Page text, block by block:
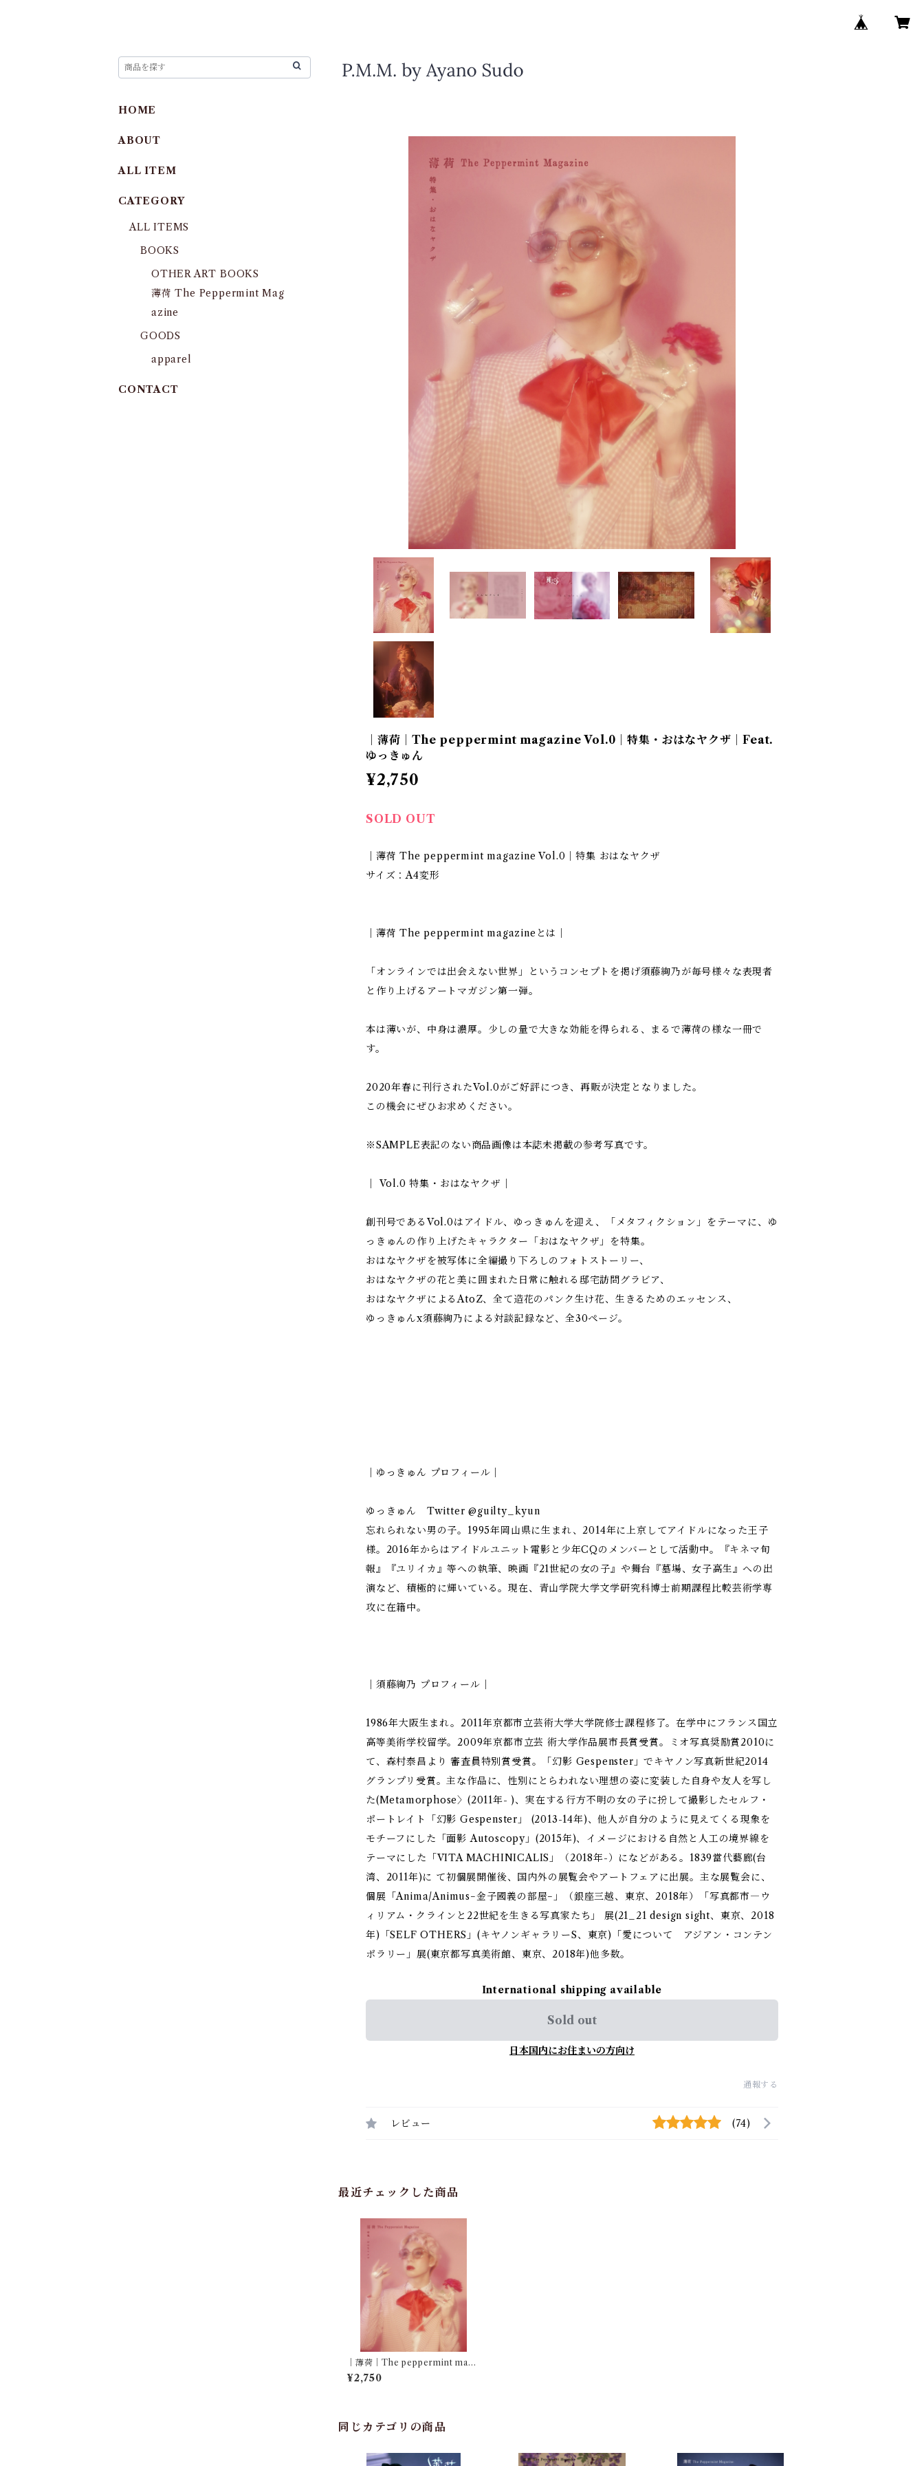
｜薄荷｜The peppermint magazine Vol.0｜特集・おはなヤクザ｜Feat.
ゆっきゅん
¥2,750
SOLD OUT
｜薄荷 The peppermint magazine Vol.0｜特集 おはなヤクザ
サイズ：A4変形
｜薄荷 The peppermint magazineとは｜
「オンラインでは出会えない世界」というコンセプトを掲げ須藤絢乃が毎号様々な表現者
と作り上げるアートマガジン第一弾。
本は薄いが、中身は濃厚。少しの量で大きな効能を得られる、まるで薄荷の様な一冊で
す。
2020年春に刊行されたVol.0がご好評につき、再販が決定となりました。
この機会にぜひお求めください。
※SAMPLE表記のない商品画像は本誌未掲載の参考写真です。
｜ Vol.0 特集・おはなヤクザ｜
創刊号であるVol.0はアイドル、ゆっきゅんを迎え、「メタフィクション」をテーマに、ゆ
っきゅんの作り上げたキャラクター「おはなヤクザ」を特集。
おはなヤクザを被写体に全編撮り下ろしのフォトストーリー、
おはなヤクザの花と美に囲まれた日常に触れる邸宅訪問グラビア、
おはなヤクザによるAtoZ、全て造花のパンク生け花、生きるためのエッセンス、
ゆっきゅんx須藤絢乃による対談記録など、全30ページ。
｜ゆっきゅん プロフィール｜
ゆっきゅん Twitter @guilty_kyun
忘れられない男の子。1995年岡山県に生まれ、2014年に上京してアイドルになった王子
様。2016年からはアイドルユニット電影と少年CQのメンバーとして活動中。『キネマ旬
報』『ユリイカ』等への執筆、映画『21世紀の女の子』や舞台『墓場、女子高生』への出
演など、積極的に輝いている。現在、青山学院大学文学研究科博士前期課程比較芸術学専
攻に在籍中。
｜須藤絢乃 プロフィール｜
1986年大阪生まれ。2011年京都市立芸術大学大学院修士課程修了。在学中にフランス国立
高等美術学校留学。2009年京都市立芸 術大学作品展市長賞受賞。ミオ写真奨励賞2010に
て、森村泰昌より 審査員特別賞受賞。「幻影 Gespenster」でキヤノン写真新世紀2014
グランプリ受賞。主な作品に、性別にとらわれない理想の姿に変装した自身や友人を写し
た(Metamorphose〉(2011年- )、実在する行方不明の女の子に扮して撮影したセルフ・
ポートレイト「幻影 Gespenster」 (2013-14年)、他人が自分のように見えてくる現象を
モチーフにした「面影 Autoscopy」(2015年)、イメージにおける自然と人工の境界線を
テーマにした「VITA MACHINICALIS」（2018年-）になどがある。1839當代藝廊(台
湾、2011年)に て初個展開催後、国内外の展覧会やアートフェアに出展。主な展覧会に、
個展「Anima/Animus−金子國義の部屋−」（銀座三越、東京、2018年）「写真都市―ウ
ィリアム・クラインと22世紀を生きる写真家たち」 展(21_21 design sight、東京、2018
年)「SELF OTHERS」(キヤノンギャラリーS、東京)「愛について アジアン・コンテン
ポラリー」展(東京都写真美術館、東京、2018年)他多数。
International shipping available
Sold out
日本国内にお住まいの方向け
通報する
レビュー (74)
最近チェックした商品
｜薄荷｜The peppermint maga
zine Vol.0｜特集・おはなヤクザ
｜Feat.ゆっきゅん
¥2,750
同じカテゴリの商品
HOME
ABOUT
ALL ITEM
CATEGORY
ALL ITEMS
BOOKS
OTHER ART BOOKS
薄荷 The Peppermint Mag
azine
GOODS
apparel
CONTACT